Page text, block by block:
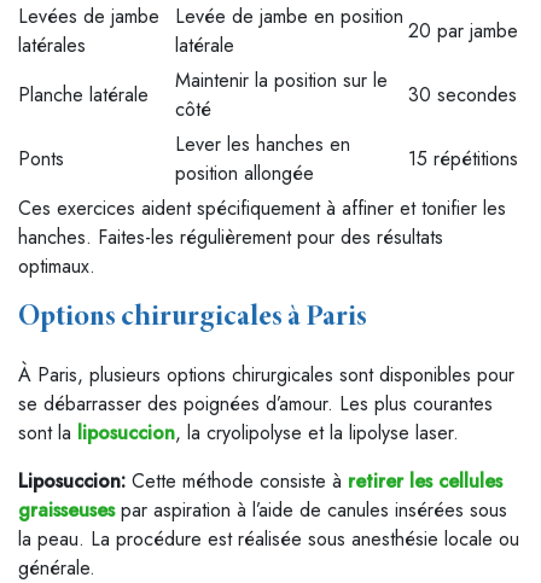
Levées de jambe
latérales
Levée de jambe en position
latérale
20 par jambe
Planche latérale
Maintenir la position sur le
côté
30 secondes
Ponts
Lever les hanches en
position allongée
15 répétitions
Ces exercices aident spécifiquement à affiner et tonifier les
hanches. Faites-les régulièrement pour des résultats
optimaux.
Options chirurgicales à Paris
À Paris, plusieurs options chirurgicales sont disponibles pour
se débarrasser des poignées d’amour. Les plus courantes
sont la liposuccion, la cryolipolyse et la lipolyse laser.
Liposuccion: Cette méthode consiste à retirer les cellules
graisseusespar aspiration à l’aide de canules insérées sous
la peau. La procédure est réalisée sous anesthésie locale ou
générale.